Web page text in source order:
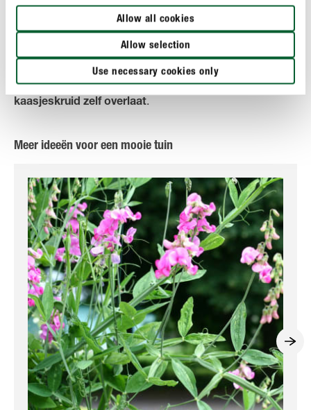
Allow all cookies
Allow selection
Use necessary cookies only
plantendelen en opdringerig onkruid. Omdat juist jonge
planten het mooiste bloeien, krijg je op de lange termijn
alleen een mooi kaasjeskruidbed als je de jaarlijkse
natuurlijke uitzaai van de plant toelaat. De beste
resultaten krijg je dus als je devermeerdering aan het
kaasjeskruid zelf overlaat.
Meer ideeën voor een mooie tuin